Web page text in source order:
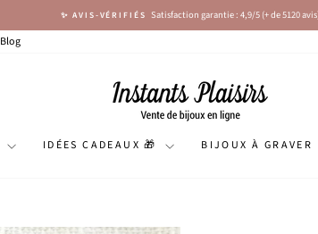
Diaporama
✨ AVIS-VÉRIFIÉS Satisfaction garantie : 4,9/5 (+ de 5120
Blog
IDÉES CADEAUX 🎁 BIJOUX À GRAVER